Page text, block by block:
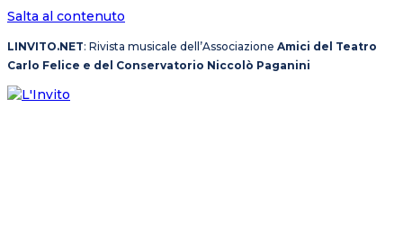
Salta al contenuto
LINVITO.NET: Rivista musicale dell’Associazione Amici del Teatro
Carlo Felice e del Conservatorio Niccolò Paganini